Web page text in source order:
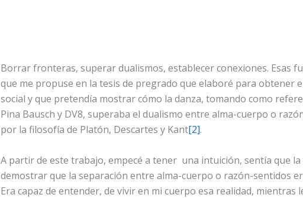
Borrar fronteras, superar dualismos, establecer conexiones. Esas
que me propuse en la tesis de pregrado que elaboré para obtener
social y que pretendía mostrar cómo la danza, tomando como
Pina Bausch y DV8, superaba el dualismo entre alma-cuerpo o
por la filosofía de Platón, Descartes y Kant[2].
A partir de este trabajo, empecé a tener una intuición, sentía que la
demostrar que la separación entre alma-cuerpo o razón-sentidos
Era capaz de entender, de vivir en mi cuerpo esa realidad, mientras